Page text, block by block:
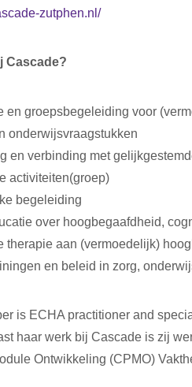
zutphen.nl/
Cascade?
en groepsbegeleiding voor
onderwijsvraagstukken
en verbinding met
activiteiten(groep)
begeleiding
over hoogbegaafdheid,
therapie aan (vermoedelijk)
en beleid in zorg,
is ECHA practitioner and
haar werk bij Cascade is zij
Ontwikkeling (CPMO)